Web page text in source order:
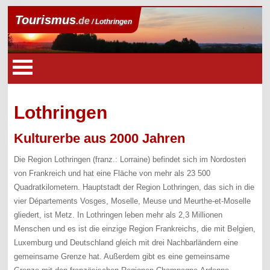
Tourismus.de/ Lothringen
Lothringen
Kulturerbe aus 2000 Jahren
Die Region Lothringen (franz.: Lorraine) befindet sich im Nordosten
von Frankreich und hat eine Fläche von mehr als 23 500
Quadratkilometern. Hauptstadt der Region Lothringen, das sich in die
vier Départements Vosges, Moselle, Meuse und Meurthe-et-Moselle
gliedert, ist Metz. In Lothringen leben mehr als 2,3 Millionen
Menschen und es ist die einzige Region Frankreichs, die mit Belgien,
Luxemburg und Deutschland gleich mit drei Nachbarländern eine
gemeinsame Grenze hat. Außerdem gibt es eine gemeinsame